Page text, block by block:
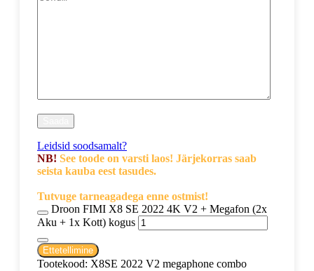
Leidsid soodsamalt?
NB! See toode on varsti laos! Järjekorras saab
seista kauba eest tasudes.
Tutvuge tarneagadega enne ostmist!
Droon FIMI X8 SE 2022 4K V2 + Megafon (2x
Aku + 1x Kott) kogus
Ettetellimine
Tootekood: X8SE 2022 V2 megaphone combo